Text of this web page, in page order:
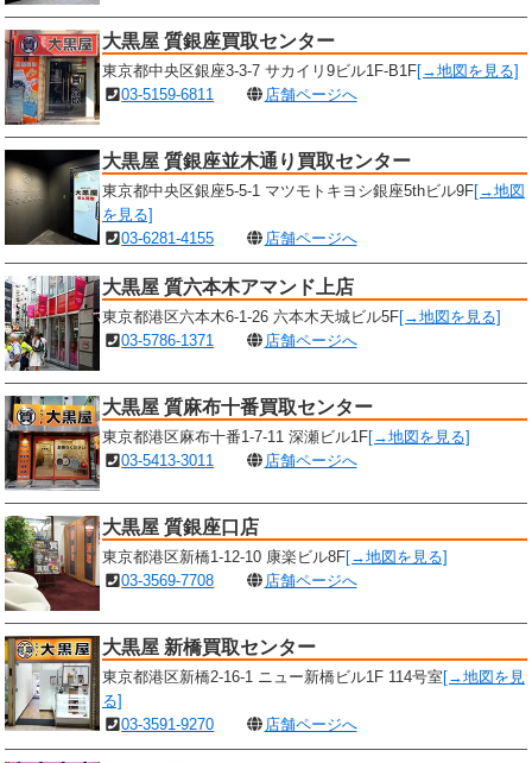
大黒屋 質銀座買取センター
東京都中央区銀座3-3-7 サカイリ9ビル1F-B1F[→地図を見る]
03-5159-6811
店舗ページへ
大黒屋 質銀座並木通り買取センター
東京都中央区銀座5-5-1 マツモトキヨシ銀座5thビル9F[→地図
を見る]
03-6281-4155
店舗ページへ
大黒屋 質六本木アマンド上店
東京都港区六本木6-1-26 六本木天城ビル5F[→地図を見る]
03-5786-1371
店舗ページへ
大黒屋 質麻布十番買取センター
東京都港区麻布十番1-7-11 深瀬ビル1F[→地図を見る]
03-5413-3011
店舗ページへ
大黒屋 質銀座口店
東京都港区新橋1-12-10 康楽ビル8F[→地図を見る]
03-3569-7708
店舗ページへ
大黒屋 新橋買取センター
東京都港区新橋2-16-1 ニュー新橋ビル1F 114号室 [→地図を見
る]
03-3591-9270
店舗ページへ